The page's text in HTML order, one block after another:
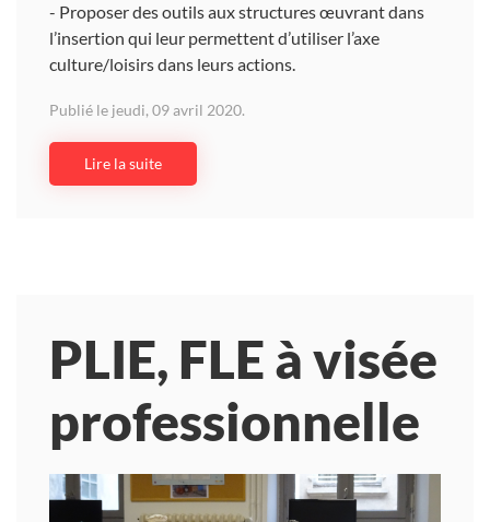
- Proposer des outils aux structures œuvrant dans
l’insertion qui leur permettent d’utiliser l’axe
culture/loisirs dans leurs actions.
Publié le jeudi, 09 avril 2020.
Lire la suite
PLIE, FLE à visée
professionnelle